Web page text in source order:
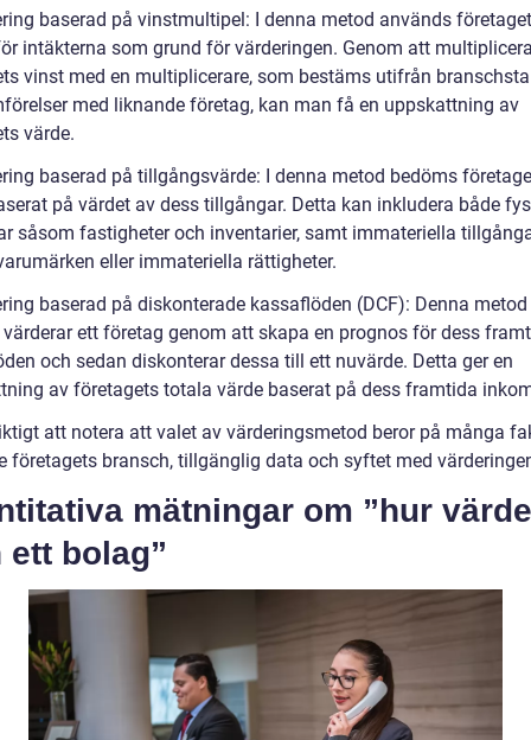
baserad på vinstmultipel: I denna metod används
intäkterna som grund för värderingen. Genom att
vinst med en multiplicerare, som bestäms utifrån
med liknande företag, kan man få en uppskattning av
värde.
baserad på tillgångsvärde: I denna metod bedöms
på värdet av dess tillgångar. Detta kan inkludera både
såsom fastigheter och inventarier, samt immateriella
eller immateriella rättigheter.
baserad på diskonterade kassaflöden (DCF): Denna
ett företag genom att skapa en prognos för dess
och sedan diskonterar dessa till ett nuvärde. Detta ger en
av företagets totala värde baserat på dess framtida
att notera att valet av värderingsmetod beror på många
företagets bransch, tillgänglig data och syftet med
mätningar om ”hur
ett bolag”